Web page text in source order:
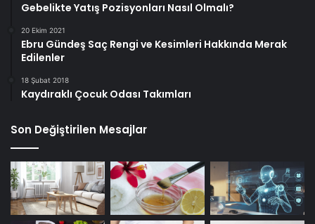
Gebelikte Yatış Pozisyonları Nasıl Olmalı?
20 Ekim 2021
Ebru Gündeş Saç Rengi ve Kesimleri Hakkında Merak
Edilenler
18 Şubat 2018
Kaydıraklı Çocuk Odası Takımları
Son Değiştirilen Mesajlar